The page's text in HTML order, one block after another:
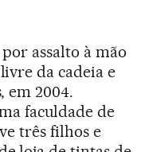
assalto à mão
da cadeia e
em 2004.
faculdade de
três filhos e